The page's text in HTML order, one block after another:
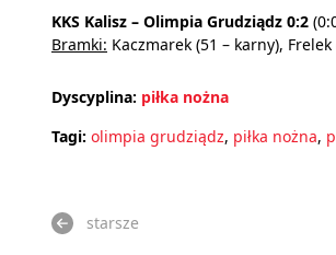
KKS Kalisz – Olimpia Grudziądz 0:2
Bramki: Kaczmarek (51 – karny), Frelek
Dyscyplina: piłka nożna
Tagi: olimpia grudziądz, piłka nożna,
starsze